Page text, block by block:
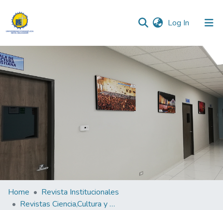
Log In (current)
Communities & Collections
All of DSpace
Home
Revista Institucionales
Revistas Ciencia,Cultura y Sociedad